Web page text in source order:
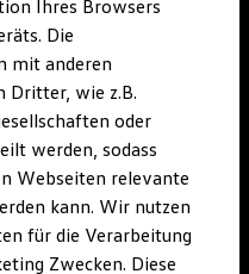
Elektrofahrzeuge
für Privatkunden
für Gewerbekunden
Ihres Browsers
Die
mit anderen
Dritter, wie z.B.
oder
werden, sodass
Webseiten relevante
kann. Wir nutzen
für die Verarbeitung
Zwecken. Diese